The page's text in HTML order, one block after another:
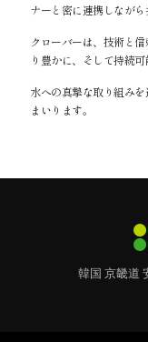
ナーと密に連携しながら
クローバーは、技術と
り豊かに、そして持続
水への真摯な取り組み
まいります。
韓国 京畿道